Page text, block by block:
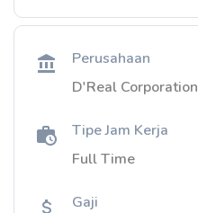
Perusahaan
D'Real Corporation
Tipe Jam Kerja
Full Time
Gaji